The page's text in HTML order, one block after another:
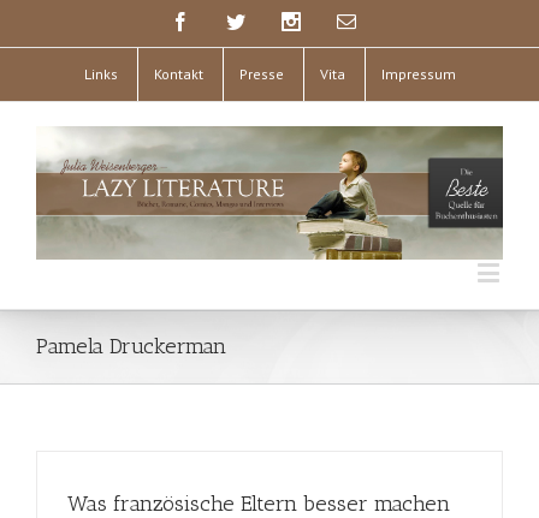
Links Kontakt Presse Vita Impressum
Pamela Druckerman
Was französische Eltern besser machen